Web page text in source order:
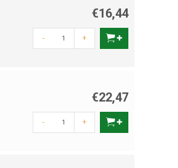
€16,44
- +
€22,47
- +